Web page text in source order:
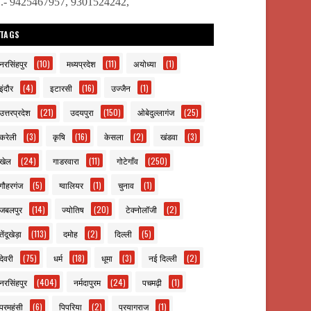
(10) मध्यप्रदेश (11) अयोध्या (1)
(4) इटारसी (16) उज्जैन (1)
(21) उदयपुरा (150) ओबेदुल्लागंज (25)
(3) कृषि (16) केसला (2) खंडवा (3)
(24) गाडरवारा (11) गोटेगाँव (250)
(5) ग्वालियर (1) चुनाव (1)
(14) ज्योतिष (20) टेक्नोलॉजी (2)
(113) दमोह (2) दिल्ली (5)
(75) धर्म (18) धूमा (3) नई दिल्ली (2)
(404) नर्मदापुरम (24) पचमढ़ी (1)
(6) पिपरिया (2) प्रयागराज (1)